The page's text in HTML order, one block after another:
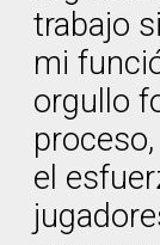
trabajo
mi
orgullo
el